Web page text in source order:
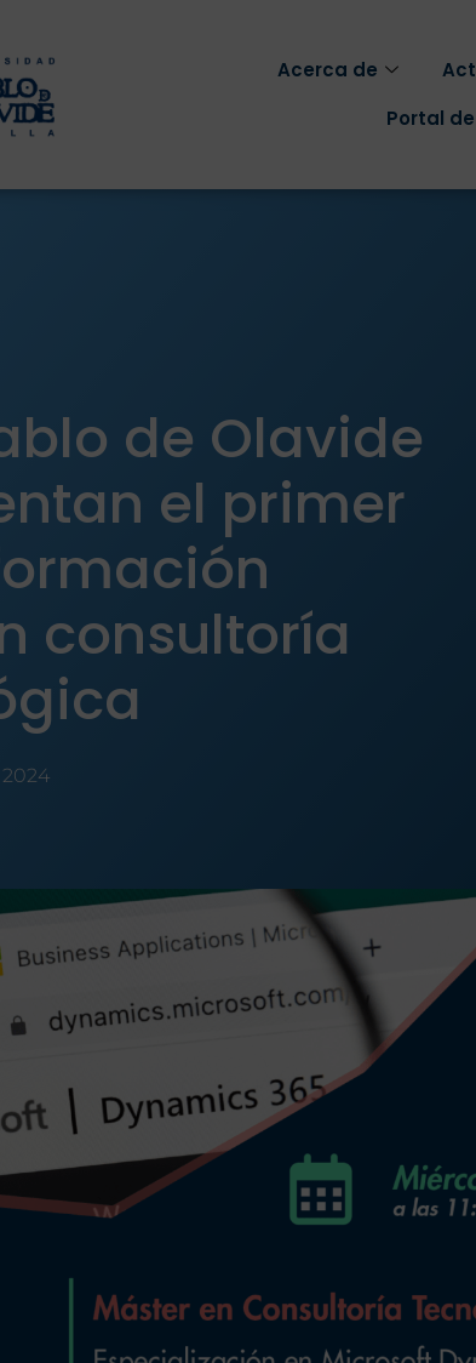
Acerca de
Portal
de Olavide
el primer
consultoría